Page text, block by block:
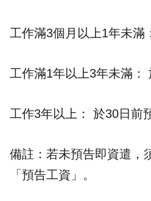
工作滿3個月以上1年未滿
工作滿1年以上3年未滿：
工作3年以上： 於30日前
備註：若未預告即資遣，
「預告工資」。